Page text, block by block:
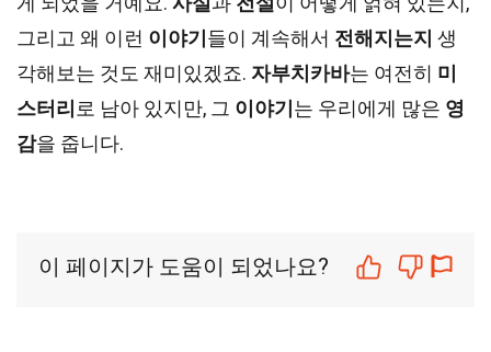
그리고 왜 이런 이야기 들이 계속해서 전해지는지 생
각해보는 것도 재미있겠죠. 자부치카바는 여전히 미
스터리 로 남아 있지만, 그 이야기 는 우리에게 많은 영
감을 줍니다.
이 페이지가 도움이 되었나요?